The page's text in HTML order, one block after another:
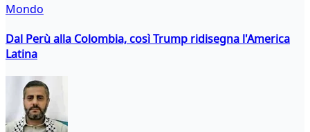
Mondo
Dal Perù alla Colombia, così Trump ridisegna l'America
Latina